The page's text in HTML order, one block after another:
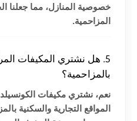
خصوصية المنازل، مما جعلنا
المزاحمية.
5. هل نشتري المكيفات
بالمزاحمية؟
نعم، نشتري مكيفات
المواقع التجارية والسكنية